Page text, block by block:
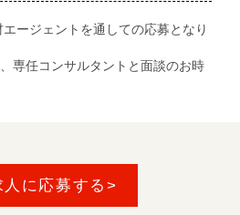
ージェントを通しての応募となり
専任コンサルタントと面談のお時
人に応募する>